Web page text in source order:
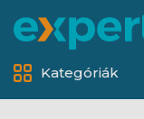
Kategóriák